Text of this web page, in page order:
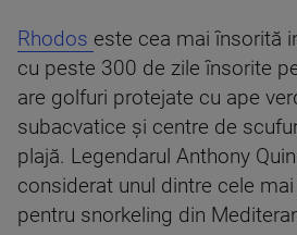
Rhodos este cea mai însorită
cu peste 300 de zile însorite
are golfuri protejate cu ape
subacvatice și centre de
plajă. Legendarul Anthony
considerat unul dintre cele
pentru snorkeling din